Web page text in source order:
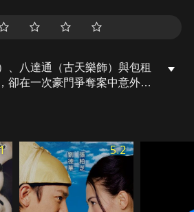
、八達通（古天樂飾）與包租
卻在一次豪門爭奪案中意外偷
揭開這孩子不凡的身世。面對
這群神偷該如何守護最純真的
5.2